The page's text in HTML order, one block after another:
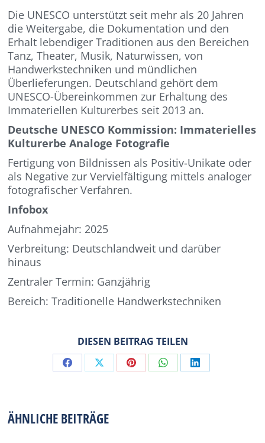
Die UNESCO unterstützt seit mehr als 20 Jahren
die Weitergabe, die Dokumentation und den
Erhalt lebendiger Traditionen aus den Bereichen
Tanz, Theater, Musik, Naturwissen, von
Handwerkstechniken und mündlichen
Überlieferungen. Deutschland gehört dem
UNESCO-Übereinkommen zur Erhaltung des
Immateriellen Kulturerbes seit 2013 an.
Deutsche UNESCO Kommission: Immaterielles
Kulturerbe Analoge Fotografie
Fertigung von Bildnissen als Positiv-Unikate oder
als Negative zur Vervielfältigung mittels analoger
fotografischer Verfahren.
Infobox
Aufnahmejahr: 2025
Verbreitung: Deutschlandweit und darüber
hinaus
Zentraler Termin: Ganzjährig
Bereich: Traditionelle Handwerkstechniken
DIESEN BEITRAG TEILEN
Share Share Share Share Share
ÄHNLICHE BEITRÄGE